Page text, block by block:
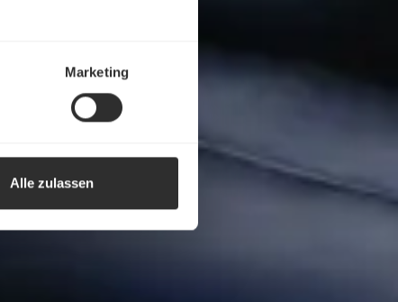
Marketing
Alle zulassen